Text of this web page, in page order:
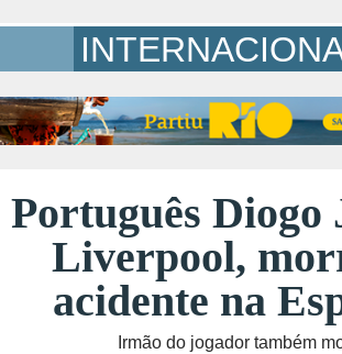
Português Diogo
Liverpool,
acidente na
Irmão do jogador também